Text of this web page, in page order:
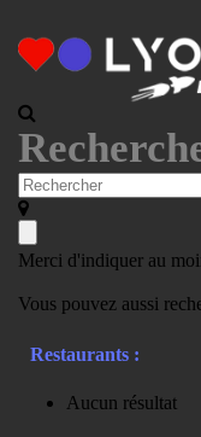
Merci d'indiquer au
Vous pouvez aussi
Restaurants :
Aucun résultat